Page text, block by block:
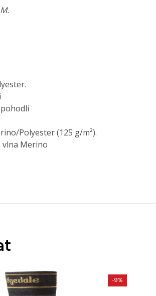
Polyester (125 g/m²).
vlna Merino
-9%